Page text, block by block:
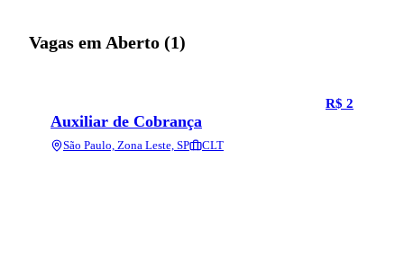
Vagas em Aberto (1)
Auxiliar de Cobrança
São Paulo, Zona Leste, SP CLT
R$ 2